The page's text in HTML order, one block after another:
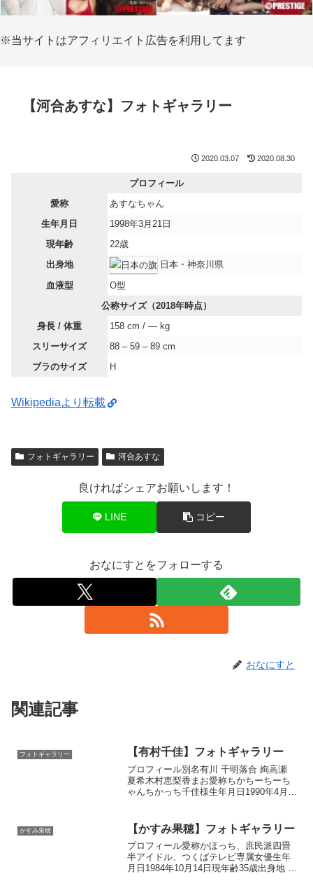
※当サイトはアフィリエイト広告を利用してます
【河合あすな】フォトギャラリー
2020.03.07 2020.08.30
プロフィール
愛称
あすなちゃん
生年月日
1998年3月21日
現年齢
22歳
出身地
日本・神奈川県
血液型
O型
公称サイズ（2018年時点）
身長 / 体重
158 cm / ― kg
スリーサイズ
88 – 59 – 89 cm
ブラのサイズ
H
Wikipediaより転載
フォトギャラリー 河合あすな
良ければシェアお願いします！
LINE コピー
おなにすとをフォローする
おなにすと
関連記事
フォトギャラリー 【有村千佳】フォトギャラリー
プロフィール別名有川 千明落合 絢高瀬
夏希木村恵梨香まお愛称ちかちーちーち
ゃんちかっち千佳様生年月日1990年4月
（2014年時点）身長 / 体重158 cm /...
かすみ果穂 【かすみ果穂】フォトギャラリー
プロフィール愛称かほっち、庶民派四畳
半アイドル、つくばテレビ専属女優生年
月日1984年10月14日現年齢35歳出身地 日